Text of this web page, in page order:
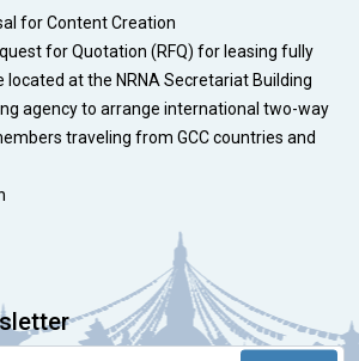
for Content Creation
for Quotation (RFQ) for leasing fully
at the NRNA Secretariat Building
agency to arrange international two-way
traveling from GCC countries and